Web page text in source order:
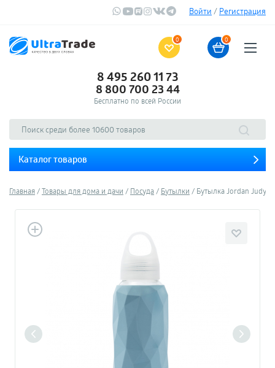
Войти / Регистрация
0 0
8 495 260 11 73
8 800 700 23 44
Бесплатно по всей России
Каталог товаров
Главная Товары для дома и дачи Посуда Бутылки Бутылка Jordan Judy